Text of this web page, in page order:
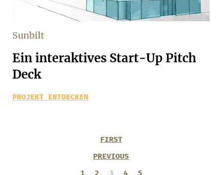
Sunbilt
Ein interaktives Start-Up Pitch
Deck
PROJEKT ENTDECKEN
FIRST
PREVIOUS
1
2 3 4
5